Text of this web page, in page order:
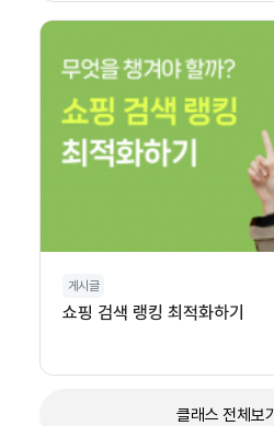
게시글
쇼핑 검색 랭킹 최적화하기
클래스 전체보기